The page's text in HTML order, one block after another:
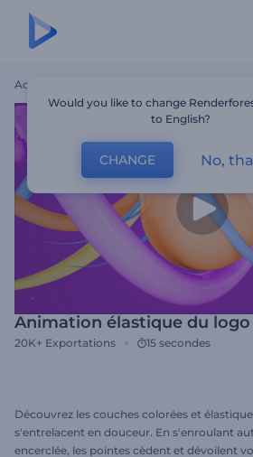
Accueil
Animation élastique du logo
20K+ Exportations 15 secondes
Découvrez les couches colorées et
s'entrelacent en douceur. En s'enroulant
encerclée, les pointes cèdent et dévoilent
Would you like to change
to English?
CHANGE No,